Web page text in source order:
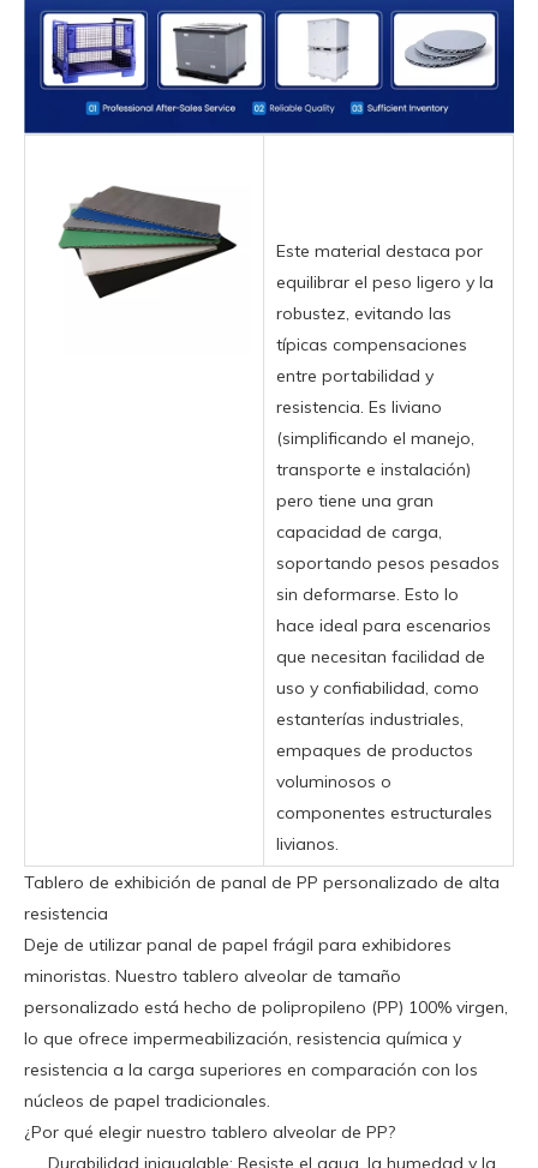
Este material destaca por
equilibrar el peso ligero y la
robustez, evitando las
típicas compensaciones
entre portabilidad y
resistencia. Es liviano
(simplificando el manejo,
transporte e instalación)
pero tiene una gran
capacidad de carga,
soportando pesos pesados
​​sin deformarse. Esto lo
hace ideal para escenarios
que necesitan facilidad de
uso y confiabilidad, como
estanterías industriales,
empaques de productos
voluminosos o
componentes estructurales
livianos.
Tablero de exhibición de panal de PP personalizado de alta
resistencia
Deje de utilizar panal de papel frágil para exhibidores
minoristas. Nuestro tablero alveolar de tamaño
personalizado está hecho de polipropileno (PP) 100% virgen,
lo que ofrece impermeabilización, resistencia química y
resistencia a la carga superiores en comparación con los
núcleos de papel tradicionales.
¿Por qué elegir nuestro tablero alveolar de PP?
Durabilidad inigualable: Resiste el agua, la humedad y la